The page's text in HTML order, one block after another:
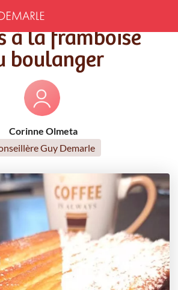
Pailles à la framboise du boulanger
à la framboise
boulanger
Corinne Olmeta
Guy Demarle